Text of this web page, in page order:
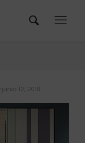
junio 12, 2018